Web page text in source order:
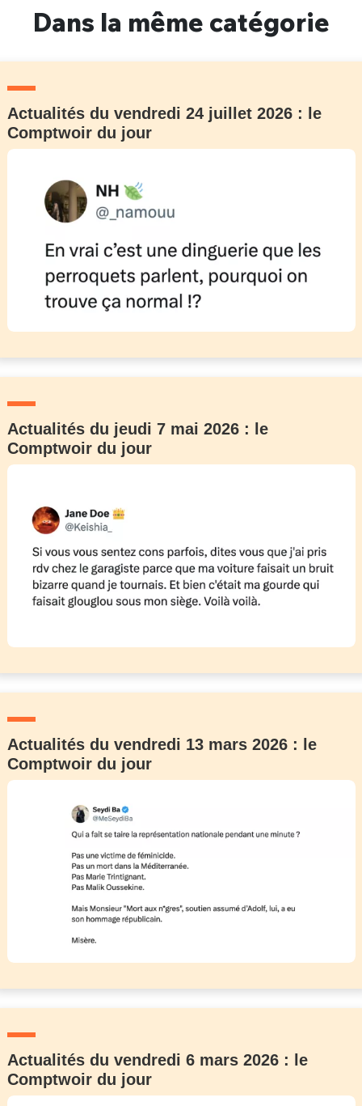
Dans la même catégorie
Actualités du vendredi 24 juillet 2026 : le
Comptwoir du jour
Actualités du jeudi 7 mai 2026 : le
Comptwoir du jour
Actualités du vendredi 13 mars 2026 : le
Comptwoir du jour
Actualités du vendredi 6 mars 2026 : le
Comptwoir du jour